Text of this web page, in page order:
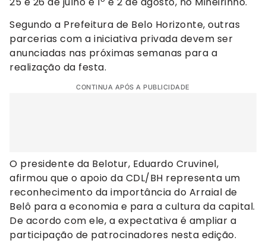
Segundo a Prefeitura de Belo Horizonte, outras
parcerias com a iniciativa privada devem ser
anunciadas nas próximas semanas para a
realização da festa.
CONTINUA APÓS A PUBLICIDADE
O presidente da Belotur, Eduardo Cruvinel,
afirmou que o apoio da CDL/BH representa um
reconhecimento da importância do Arraial de
Belô para a economia e para a cultura da capital.
De acordo com ele, a expectativa é ampliar a
participação de patrocinadores nesta edição.